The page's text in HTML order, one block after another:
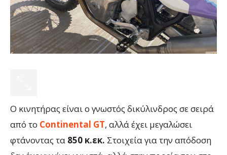
Ο κινητήρας είναι ο γνωστός δικύλινδρος σε σειρά
από το Continental GT, αλλά έχει μεγαλώσει
φτάνοντας τα 850 κ.εκ. Στοιχεία για την απόδοση